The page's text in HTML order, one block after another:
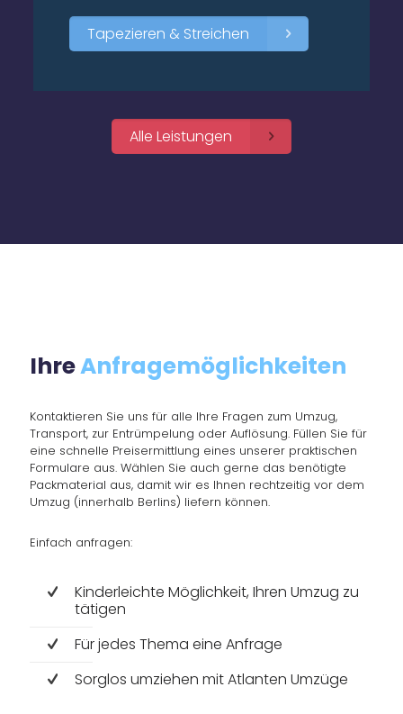
Tapezieren & Streichen
Alle Leistungen
IhreAnfragemöglichkeiten
Kontaktieren Sie uns für alle Ihre Fragen zum Umzug,
Transport, zur Entrümpelung oder Auflösung. Füllen Sie für
eine schnelle Preisermittlung eines unserer praktischen
Formulare aus. Wählen Sie auch gerne das benötigte
Packmaterial aus, damit wir es Ihnen rechtzeitig vor dem
Umzug (innerhalb Berlins) liefern können.
Einfach anfragen:
Kinderleichte Möglichkeit, Ihren Umzug zu
tätigen
Für jedes Thema eine Anfrage
Sorglos umziehen mit Atlanten Umzüge